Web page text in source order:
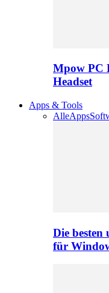
Mpow PC
Headset
Apps & Tools
AlleApps
Die besten
für